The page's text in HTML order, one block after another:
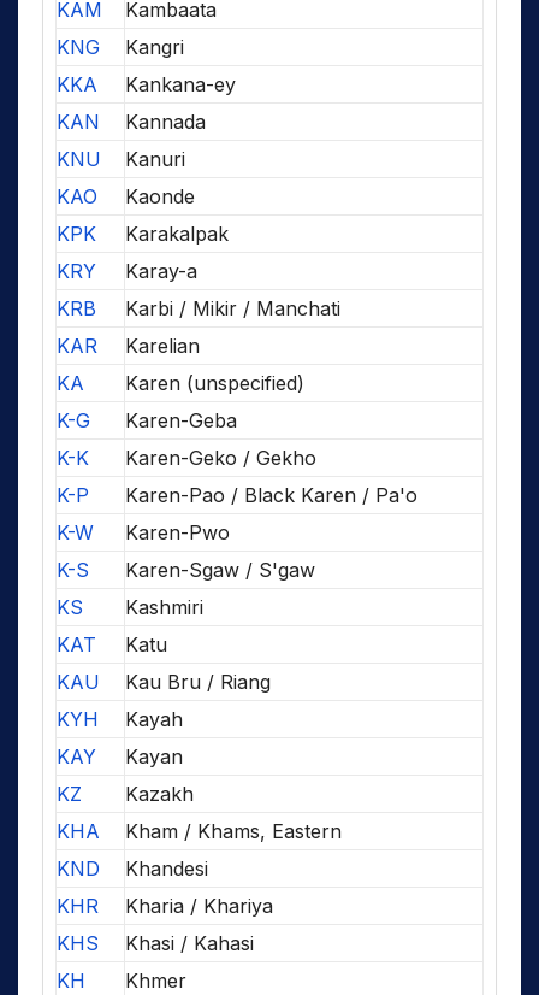
KAM
Kambaata
KNG
Kangri
KKA
Kankana-ey
KAN
Kannada
KNU
Kanuri
KAO
Kaonde
KPK
Karakalpak
KRY
Karay-a
KRB
Karbi / Mikir / Manchati
KAR
Karelian
KA
Karen (unspecified)
K-G
Karen-Geba
K-K
Karen-Geko / Gekho
K-P
Karen-Pao / Black Karen / Pa'o
K-W
Karen-Pwo
K-S
Karen-Sgaw / S'gaw
KS
Kashmiri
KAT
Katu
KAU
Kau Bru / Riang
KYH
Kayah
KAY
Kayan
KZ
Kazakh
KHA
Kham / Khams, Eastern
KND
Khandesi
KHR
Kharia / Khariya
KHS
Khasi / Kahasi
KH
Khmer